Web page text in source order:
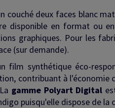
couché deux faces blanc
disponible en format ou
graphiques. Pour les
(sur demande).
film synthétique éco-
contribuant à
gamme Polyart Digital
puisqu'elle dispose de